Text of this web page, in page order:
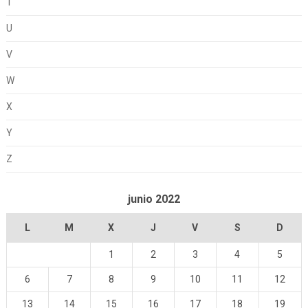
U
V
W
X
Y
Z
junio 2022
L M X J V S D
1 2 3 4 5
6 7 8 9 10 11 12
13 14 15 16 17 18 19